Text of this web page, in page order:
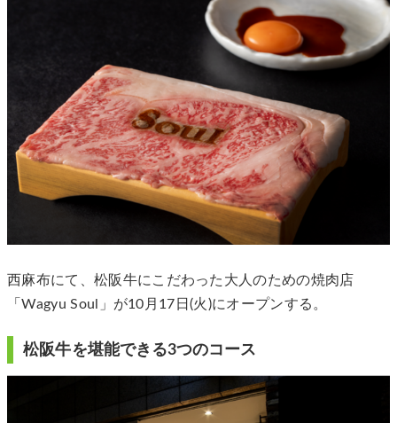
西麻布にて、松阪牛にこだわった大人のための焼肉店
「Wagyu Soul」が10月17日(火)にオープンする。
松阪牛を堪能できる3つのコース